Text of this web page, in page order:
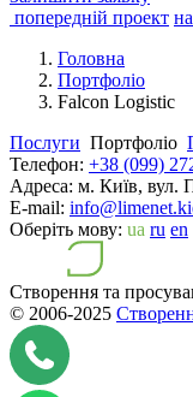
попередній проект
Головна
Портфоліо
Falcon Logistic
Послуги Портфоліо
Телефон: +38 (099)
Адреса: м. Київ, вул.
E-mail:
Оберіть мову: ua ru en
Створення та
© 2006-2025